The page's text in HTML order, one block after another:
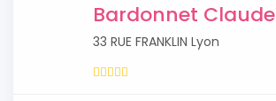
Bardonnet Claude
33 RUE FRANKLIN Lyon